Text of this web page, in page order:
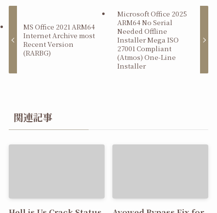
MS Office 2021 ARM64
Internet Archive most
Recent Version
(RARBG)
Microsoft Office 2025
ARM64 No Serial
Needed Offline
Installer Mega ISO
27001 Compliant
(Atmos) One-Line
Installer
関連記事